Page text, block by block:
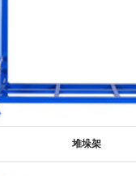
堆垛架